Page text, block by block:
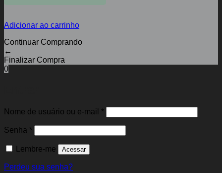
Adicionar ao carrinho
Continuar Comprando
←
Finalizar Compra
0
Nome de usuário ou e-mail *Obrigatório
Senha *Obrigatório
Lembre-me Acessar
Perdeu sua senha?